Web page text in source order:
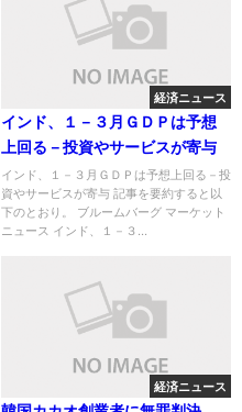
経済ニュース
インド、１－３月ＧＤＰは予想
上回る－投資やサービスが寄与
インド、１－３月ＧＤＰは予想上回る－投
資やサービスが寄与 記事を要約すると以
下のとおり。 ブルームバーグ マーケット
ニュース インド、１－３...
経済ニュース